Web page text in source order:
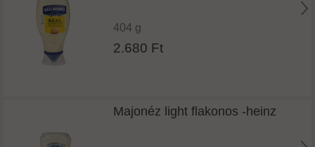
404 g
2.680 Ft
Majonéz light flakonos -heinz